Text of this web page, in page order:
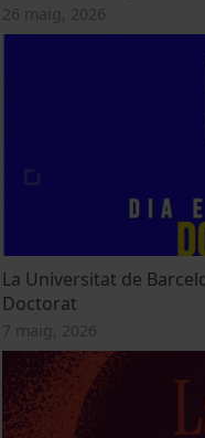
26 maig, 2026
La Universitat de
Doctorat
7 maig, 2026